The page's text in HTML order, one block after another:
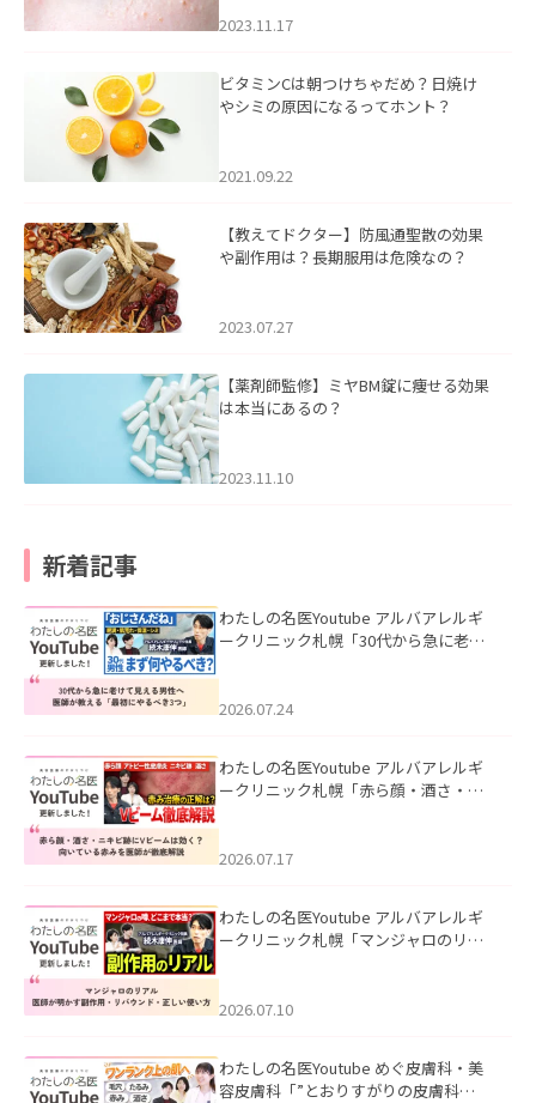
2023.11.17
ビタミンCは朝つけちゃだめ？日焼け
やシミの原因になるってホント？
2021.09.22
【教えてドクター】防風通聖散の効果
や副作用は？長期服用は危険なの？
2023.07.27
【薬剤師監修】ミヤBM錠に痩せる効果
は本当にあるの？
2023.11.10
新着記事
わたしの名医Youtube アルバアレルギ
ークリニック札幌「30代から急に老け
た。
2026.07.24
わたしの名医Youtube アルバアレルギ
ークリニック札幌「赤ら顔・酒さ・ニ
した。
2026.07.17
わたしの名医Youtube アルバアレルギ
ークリニック札幌「マンジャロのリア
た。
2026.07.10
わたしの名医Youtube めぐ皮膚科・美
容皮膚科「”とおりすがりの皮膚科